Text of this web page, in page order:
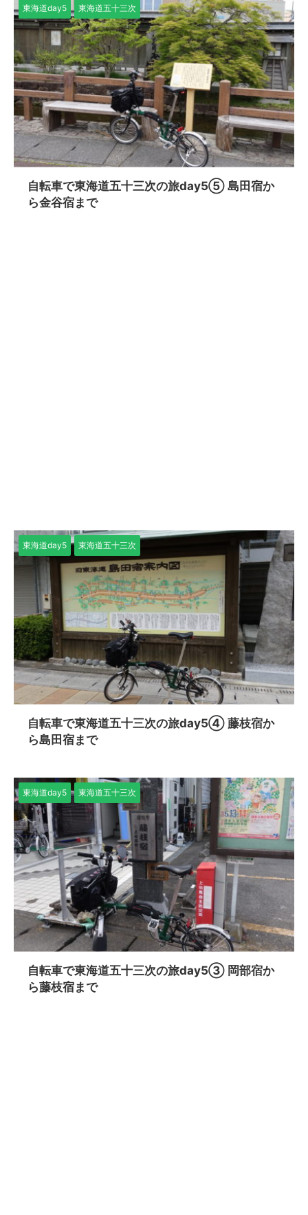
東海道day5 東海道五十三次
自転車で東海道五十三次の旅day5⑤ 島田宿か
ら金谷宿まで
東海道day5 東海道五十三次
自転車で東海道五十三次の旅day5④ 藤枝宿か
ら島田宿まで
東海道day5 東海道五十三次
自転車で東海道五十三次の旅day5③ 岡部宿か
ら藤枝宿まで